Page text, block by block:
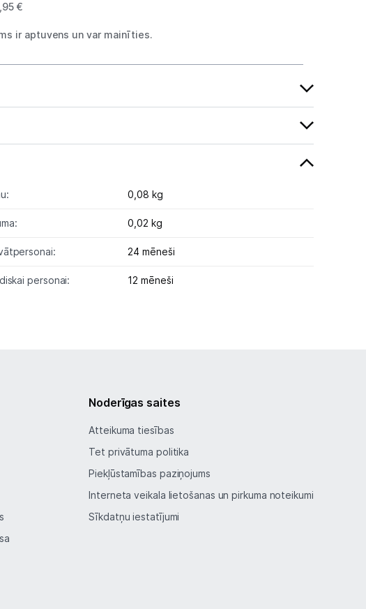
€
ir aptuvens un var mainīties.
0,08 kg
0,02 kg
24 mēneši
personai: 12 mēneši
Noderīgas saites
Atteikuma tiesības
Tet privātuma politika
Piekļūstamības paziņojums
Interneta veikala lietošanas un pirkuma noteikumi
Sīkdatņu iestatījumi